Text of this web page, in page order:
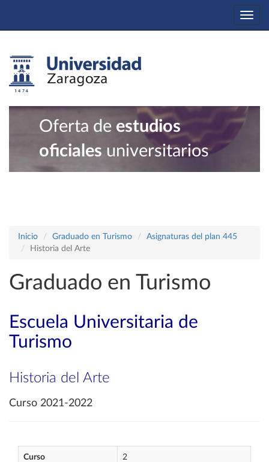
Oferta de estudios
oficiales universitarios
Inicio Graduado en Turismo
Asignaturas del plan 445
Historia del Arte
Graduado en Turismo
Escuela Universitaria de
Turismo
Historia del Arte
Curso 2021-2022
Curso 2